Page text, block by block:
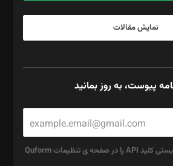
نمایش مقالات
پیوست، به روز بمانید
برای استفاده از ریکپچا بایستی کلید API را در صفحه ی تنظیمات Quform